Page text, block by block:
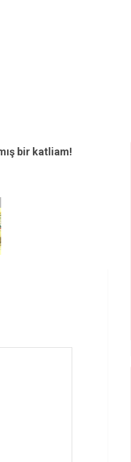
bir katliam!